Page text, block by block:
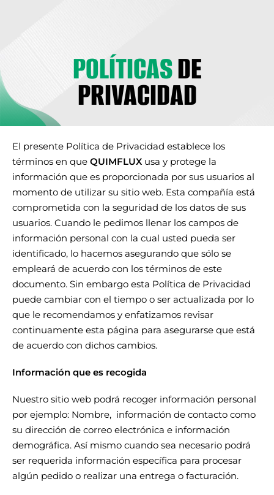
POLÍTICASDE
PRIVACIDAD
El presente Política de Privacidad establece los
términos en que QUIMFLUX usa y protege la
información que es proporcionada por sus usuarios al
momento de utilizar su sitio web. Esta compañía está
comprometida con la seguridad de los datos de sus
usuarios. Cuando le pedimos llenar los campos de
información personal con la cual usted pueda ser
identificado, lo hacemos asegurando que sólo se
empleará de acuerdo con los términos de este
documento. Sin embargo esta Política de Privacidad
puede cambiar con el tiempo o ser actualizada por lo
que le recomendamos y enfatizamos revisar
continuamente esta página para asegurarse que está
de acuerdo con dichos cambios.
Información que es recogida
Nuestro sitio web podrá recoger información personal
por ejemplo: Nombre, información de contacto como
su dirección de correo electrónica e información
demográfica. Así mismo cuando sea necesario podrá
ser requerida información específica para procesar
algún pedido o realizar una entrega o facturación.